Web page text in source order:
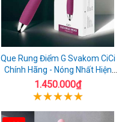
Que Rung Điểm G Svakom CiCi
Chính Hãng - Nóng Nhất Hiện
Nay
1.450.000₫